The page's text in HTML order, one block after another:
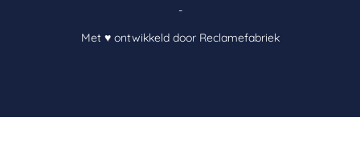
-
Met ♥ ontwikkeld door Reclamefabriek